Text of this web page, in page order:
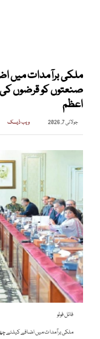
ملکی برآمدات میں
صنعتوں کو قرضوں کی
اعظم
جولائی 7, 2026 ویب ڈیسک
فائل فوٹو
ملکی برآمدات میں اضافے کیلئے